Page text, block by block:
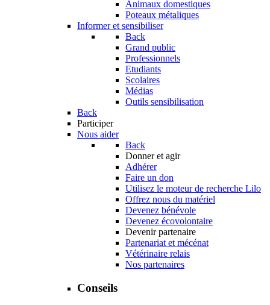
Animaux domestiques
Poteaux métaliques
Informer et sensibiliser
Back
Grand public
Professionnels
Etudiants
Scolaires
Médias
Outils sensibilisation
Back
Participer
Nous aider
Back
Donner et agir
Adhérer
Faire un don
Utilisez le moteur de recherche Lilo
Offrez nous du matériel
Devenez bénévole
Devenez écovolontaire
Devenir partenaire
Partenariat et mécénat
Vétérinaire relais
Nos partenaires
Conseils